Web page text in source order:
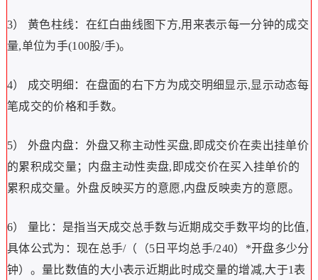
3） 黄色柱线：在红白曲线图下方,用来表示每一分钟的成交
量,单位为手(100股/手)。
4） 成交明细：在盘面的右下方为成交明细显示,显示动态每
笔成交的价格和手数。
5） 外盘内盘：外盘又称主动性买盘,即成交价在卖出挂单价
的累积成交量；内盘主动性卖盘,即成交价在买入挂单价的
累积成交量。外盘反映买方的意愿,内盘反映卖方的意愿。
6） 量比：是指当天成交总手数与近期成交手数平均的比值,
具体公式为：现在总手/（（5日平均总手/240）*开盘多少分
钟）。量比数值的大小表示近期此时成交量的增减,大于1表